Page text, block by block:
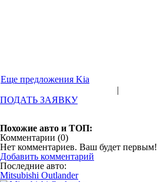
Еще предложения Kia
|
ПОДАТЬ ЗАЯВКУ
Похожие авто и ТОП:
Комментарии (0)
Нет комментариев. Ваш будет первым!
Добавить комментарий
Последние авто:
Mitsubishi Outlander